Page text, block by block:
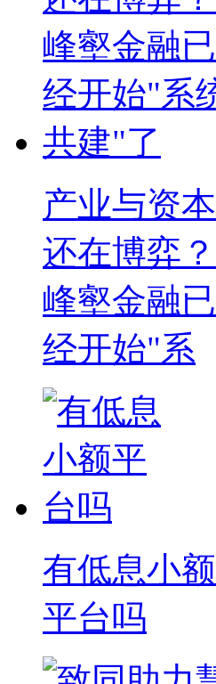
产业与资本
还在博弈？
峰壑金融已
经开始"系
有低息小额
平台吗